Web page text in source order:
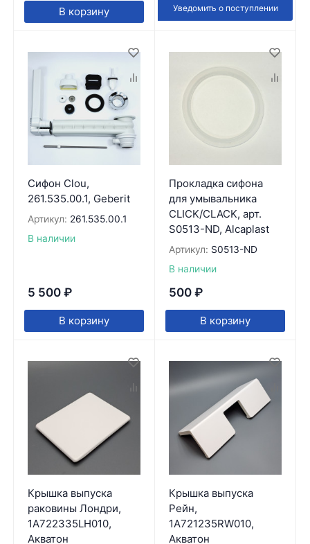
В корзину Уведомить о поступлении
Сифон Clou,
261.535.00.1, Geberit
Артикул: 261.535.00.1
В наличии
5 500 ₽
В корзину
Прокладка сифона
для умывальника
CLICK/CLACK, арт.
S0513-ND, Alcaplast
Артикул: S0513-ND
В наличии
500 ₽
В корзину
Крышка выпуска
раковины Лондри,
1A722335LH010,
Акватон
Крышка выпуска
Рейн,
1A721235RW010,
Акватон